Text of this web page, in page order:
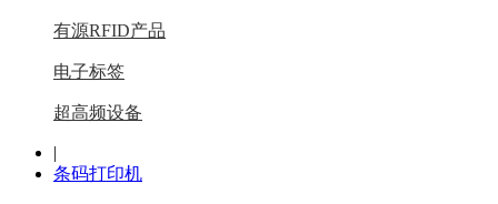
有源RFID产品
电子标签
超高频设备
|
条码打印机